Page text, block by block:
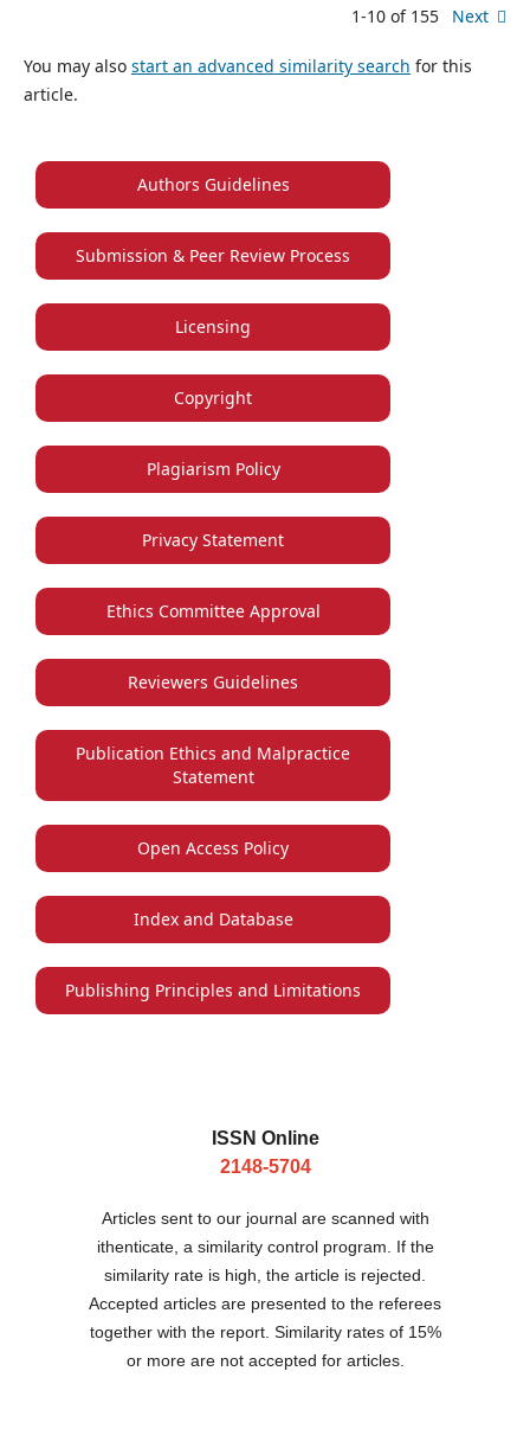
1-10 of 155 Next
You may also start an advanced similarity search for this
article.
Authors Guidelines
Submission & Peer Review Process
Licensing
Copyright
Plagiarism Policy
Privacy Statement
Ethics Committee Approval
Reviewers Guidelines
Publication Ethics and Malpractice
Statement
Open Access Policy
Index and Database
Publishing Principles and Limitations
ISSN Online
2148-5704
Articles sent to our journal are scanned with
ithenticate, a similarity control program. If the
similarity rate is high, the article is rejected.
Accepted articles are presented to the referees
together with the report. Similarity rates of 15%
or more are not accepted for articles.